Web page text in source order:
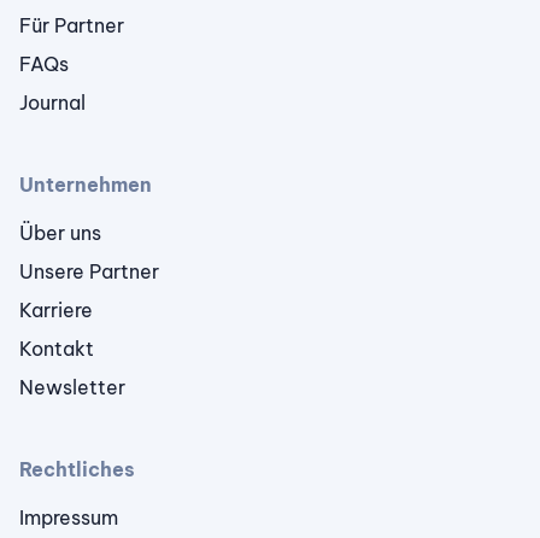
Für Partner
FAQs
Journal
Unternehmen
Über uns
Unsere Partner
Karriere
Kontakt
Newsletter
Rechtliches
Impressum